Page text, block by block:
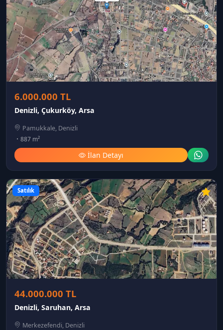
6.000.000 TL
Denizli, Çukurköy, Arsa
Pamukkale, Denizli
887 m²
İlan Detayı
Satılık
44.000.000 TL
Denizli, Saruhan, Arsa
Merkezefendi, Denizli